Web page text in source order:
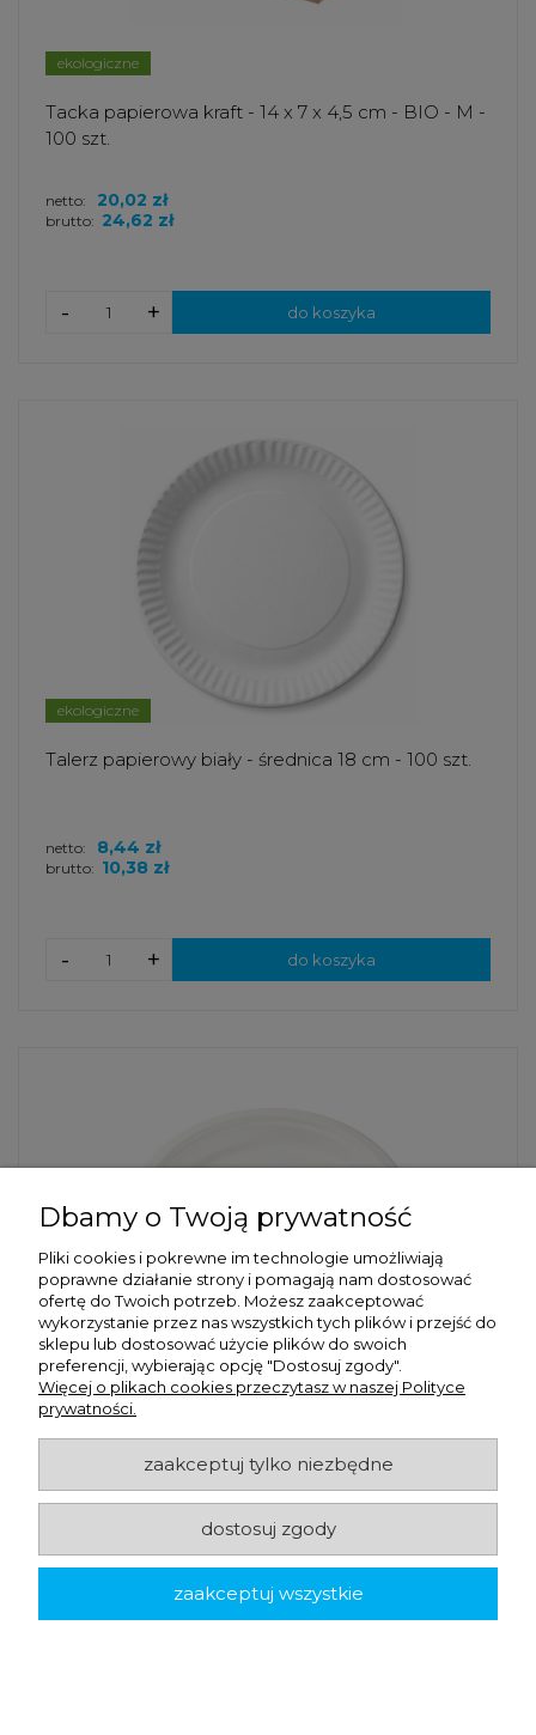
ekologiczne
Tacka papierowa kraft - 14 x 7 x 4,5 cm - BIO - M -
100 szt.
brutto: 24,62 zł
netto: 20,02 zł
+
- do koszyka
ekologiczne
Talerz papierowy biały - średnica 18 cm - 100 szt.
brutto: 10,38 zł
netto: 8,44 zł
+
- do koszyka
ekologiczne
Talerze z trzciny cukrowej - 22 cm -
netto: 9,12 zł
do koszyka
Dbamy o Twoją prywatność
Pliki cookies i pokrewne im technologie umożliwiają
poprawne działanie strony i pomagają nam dostosować
ofertę do Twoich potrzeb. Możesz zaakceptować
wykorzystanie przez nas wszystkich tych plików i przejść do
sklepu lub dostosować użycie plików do swoich
preferencji, wybierając opcję "Dostosuj zgody".
Więcej o plikach cookies przeczytasz w naszej Polityce
prywatności.
zaakceptuj tylko niezbędne
dostosuj zgody
zaakceptuj wszystkie